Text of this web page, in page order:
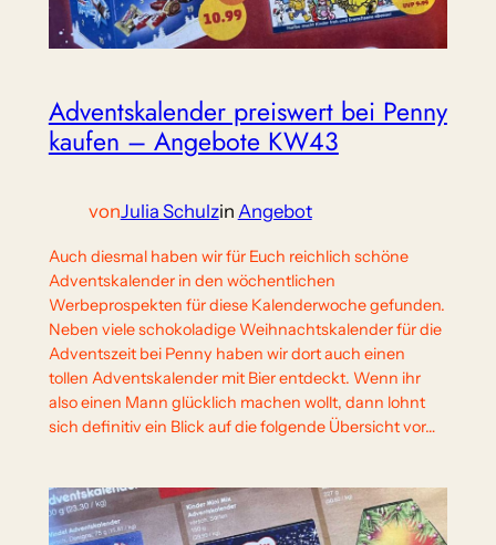
Adventskalender preiswert bei Penny
kaufen – Angebote KW43
vonJulia Schulzin Angebot
Auch diesmal haben wir für Euch reichlich schöne
Adventskalender in den wöchentlichen
Werbeprospekten für diese Kalenderwoche gefunden.
Neben viele schokoladige Weihnachtskalender für die
Adventszeit bei Penny haben wir dort auch einen
tollen Adventskalender mit Bier entdeckt. Wenn ihr
also einen Mann glücklich machen wollt, dann lohnt
sich definitiv ein Blick auf die folgende Übersicht vor…